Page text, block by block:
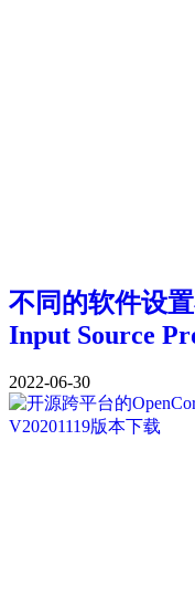
不同的软件设
Input Source
2022-06-30